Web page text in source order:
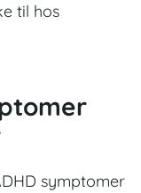
til hos
symptomer